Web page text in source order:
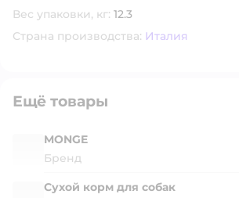
Вес упаковки, кг: 12.3
Страна производства: Италия
Ещё товары
MONGE
Бренд
Сухой корм для собак